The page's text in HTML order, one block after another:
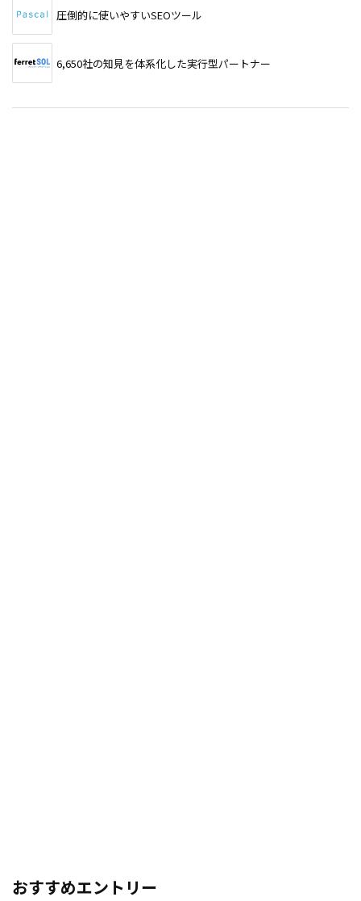
圧倒的に使いやすいSEOツール
6,650社の知見を体系化した実行型パートナー
おすすめエントリー